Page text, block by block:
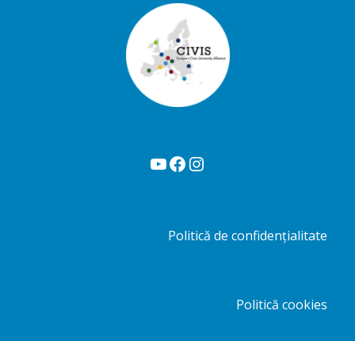
YouTube Facebook Instagram
Politică de confidențialitate
Politică cookies